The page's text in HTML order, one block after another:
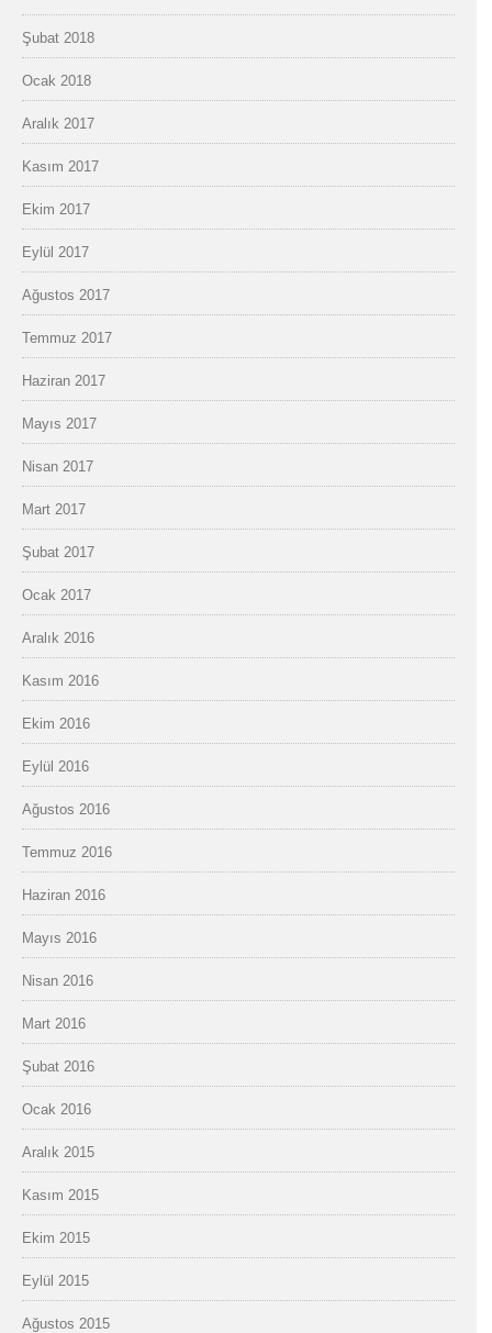
Şubat 2018
Ocak 2018
Aralık 2017
Kasım 2017
Ekim 2017
Eylül 2017
Ağustos 2017
Temmuz 2017
Haziran 2017
Mayıs 2017
Nisan 2017
Mart 2017
Şubat 2017
Ocak 2017
Aralık 2016
Kasım 2016
Ekim 2016
Eylül 2016
Ağustos 2016
Temmuz 2016
Haziran 2016
Mayıs 2016
Nisan 2016
Mart 2016
Şubat 2016
Ocak 2016
Aralık 2015
Kasım 2015
Ekim 2015
Eylül 2015
Ağustos 2015